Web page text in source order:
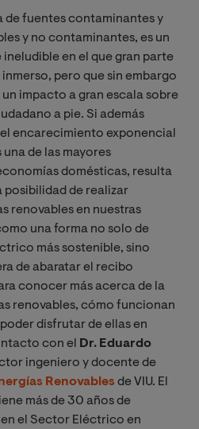
de fuentes contaminantes y
y no contaminantes, es un
en el que gran parte
pero que sin embargo
impacto a gran escala sobre
a pie. Si además
encarecimiento exponencial
de las mayores
domésticas, resulta
posibilidad de realizar
renovables en nuestras
una forma no solo de
más sostenible, sino
de abaratar el recibo
conocer más acerca de la
renovables, cómo funcionan
disfrutar de ellas en
con el
Dr. Eduardo
ingeniero y docente de
Renovables de VIU. El
más de 30 años de
el Sector Eléctrico en